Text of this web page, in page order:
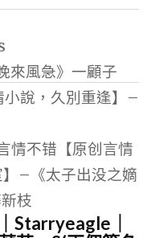
來風急》一顧子
說，久別重逢】–
情不错【原创言情
–《太子出没之嫡
枝
Starryeagle｜